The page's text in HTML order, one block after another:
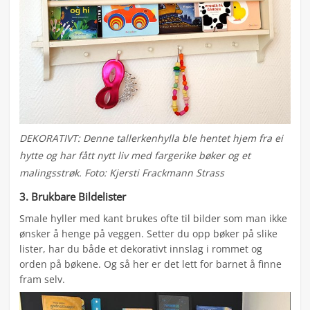
DEKORATIVT: Denne tallerkenhylla ble hentet hjem fra ei
hytte og har fått nytt liv med fargerike bøker og et
malingsstrøk. Foto: Kjersti Frackmann Strass
3. Brukbare Bildelister
Smale hyller med kant brukes ofte til bilder som man ikke
ønsker å henge på veggen. Setter du opp bøker på slike
lister, har du både et dekorativt innslag i rommet og
orden på bøkene. Og så her er det lett for barnet å finne
fram selv.